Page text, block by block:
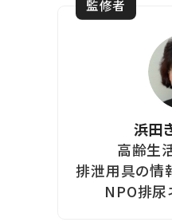
監修者
浜田
高齢生
排泄用具の情
NPO排尿